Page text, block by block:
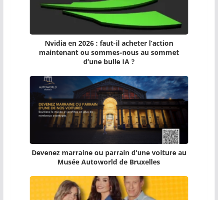
Nvidia en 2026 : faut-il acheter l’action
maintenant ou sommes-nous au sommet
d’une bulle IA ?
Devenez marraine ou parrain d’une voiture au
Musée Autoworld de Bruxelles